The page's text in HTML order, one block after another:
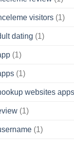
visitors (1)
dating (1)
(1)
(1)
websites apps
(1)
(1)